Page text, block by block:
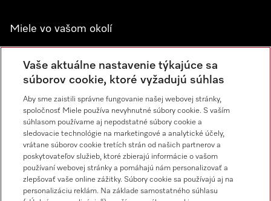
Miele vo vašom okolí
Newsletter
Miele na Instagrame
Miele na YouTube
Vaše aktuálne nastavenie týkajúce sa
súborov cookie, ktoré vyžadujú súhlas
Aby sme zaistili správne fungovanie našej webovej stránky,
spoločnosť Miele používa nevyhnutné súbory cookie. S vaším
súhlasom používame aj nepodstatné súbory cookie a
sledovacie technológie na marketingové a analytické účely,
vrátane súborov cookie tretích strán od našich partnerov a
poskytovateľov služieb, ktoré zbierajú informácie o vašom
používaní webovej stránky a pomáhajú nám personalizovať a
zlepšovať vaše online zážitky. Súbory cookie sa používajú aj na
personalizáciu reklám. Na základe samostatného súhlasu